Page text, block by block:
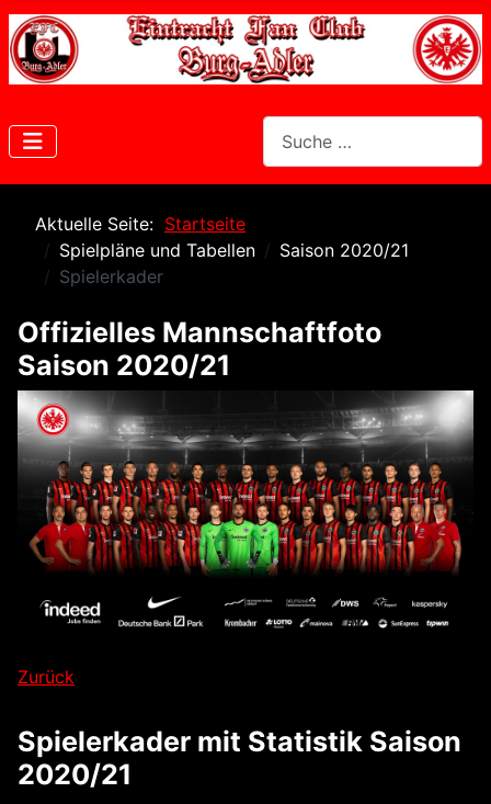
Aktuelle Seite: Startseite
Spielpläne und Tabellen
Saison 2020/21
Spielerkader
Offizielles Mannschaftfoto
Saison 2020/21
Zurück
Spielerkader mit Statistik Saison
2020/21